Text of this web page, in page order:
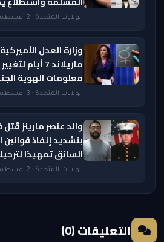
الولايات المتحدة · 2 أغسطس 2026 — 3:35 PM
وزارة العدل
ماريلاند 7
معلومات الهوية
الولايات المتحدة · 3 أغسطس 2026 — 11:05 PM
والد عنصر مارينز
بتشديد إنفاذ
السائق تمهيدًا
الولايات المتحدة · 2 أغسطس 2026 — 4:50 AM
التعليقات (0)